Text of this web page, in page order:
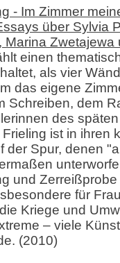
- Im Zimmer
über Sylvia
Marina Zwetajewa
einen
als vier
das eigene
Schreiben, dem
des
ist in ihren
der Spur, denen
und
für
Kriege und
– viele
(2010)